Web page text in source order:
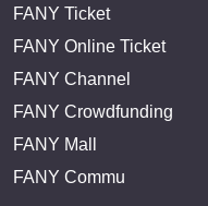
FANY Ticket
FANY Online Ticket
FANY Channel
FANY Crowdfunding
FANY Mall
FANY Commu